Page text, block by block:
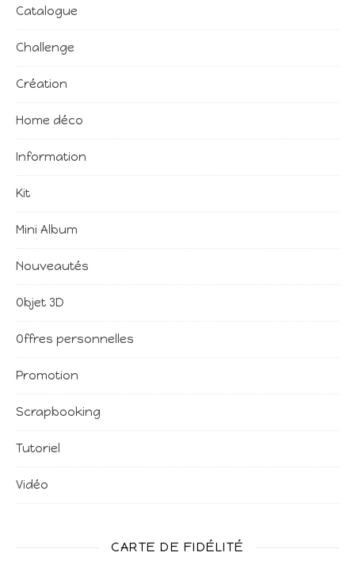
Catalogue
Challenge
Création
Home déco
Information
Kit
Mini Album
Nouveautés
Objet 3D
Offres personnelles
Promotion
Scrapbooking
Tutoriel
Vidéo
CARTE DE FIDÉLITÉ